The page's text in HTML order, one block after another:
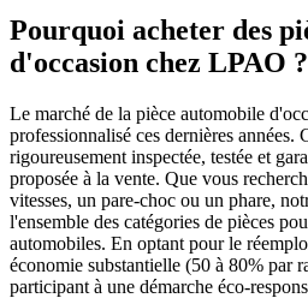
Pourquoi acheter des
d'occasion chez LPAO ?
Le marché de la pièce automobile
professionnalisé ces dernières
rigoureusement inspectée, testée et
proposée à la vente. Que vous
vitesses, un pare-choc ou un phare,
l'ensemble des catégories de pièces
automobiles. En optant pour le
économie substantielle (50 à 80% par
participant à une démarche éco-